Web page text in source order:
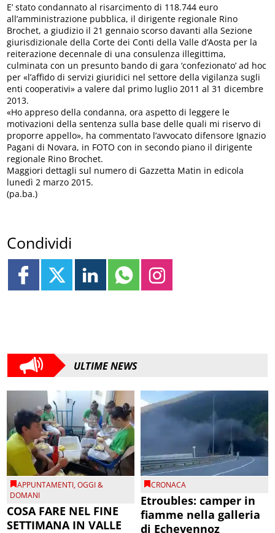
E’ stato condannato al risarcimento di 118.744 euro
all’amministrazione pubblica, il dirigente regionale Rino
Brochet, a giudizio il 21 gennaio scorso davanti alla Sezione
giurisdizionale della Corte dei Conti della Valle d’Aosta per la
reiterazione decennale di una consulenza illegittima,
culminata con un presunto bando di gara ‘confezionato’ ad hoc
per «l’affido di servizi giuridici nel settore della vigilanza sugli
enti cooperativi» a valere dal primo luglio 2011 al 31 dicembre
2013.
«Ho appreso della condanna, ora aspetto di leggere le
motivazioni della sentenza sulla base delle quali mi riservo di
proporre appello», ha commentato l’avvocato difensore Ignazio
Pagani di Novara, in FOTO con in secondo piano il dirigente
regionale Rino Brochet.
Maggiori dettagli sul numero di Gazzetta Matin in edicola
lunedì 2 marzo 2015.
(pa.ba.)
Condividi
ULTIME NEWS
APPUNTAMENTI,OGGI &
DOMANI
COSA FARE NEL FINE
SETTIMANA IN VALLE
CRONACA
Etroubles: camper in
fiamme nella galleria
di Echevennoz